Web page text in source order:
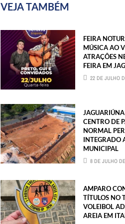
VEJA TAMBÉM
FEIRA
MÚSICA AO
ATRAÇÕES
FEIRA EM
22 DE JULHO
CENTRO DE
NORMAL
INTEGRADO
MUNICIPAL
8 DE JULHO
AMPARO
TÍTULOS NO
VOLEIBOL
AREIA EM